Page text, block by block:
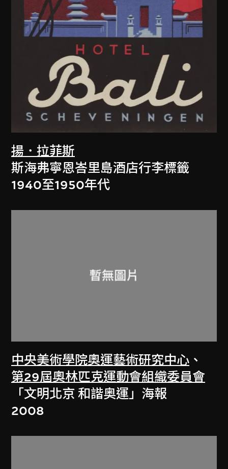
揚．拉菲斯
斯海弗寧恩峇里島酒店行李標籤
1940至1950年代
中央美術學院奧運藝術研究中心 、
第29屆奧林匹克運動會組織委員會
「文明北京 和諧奥運」海報
2008